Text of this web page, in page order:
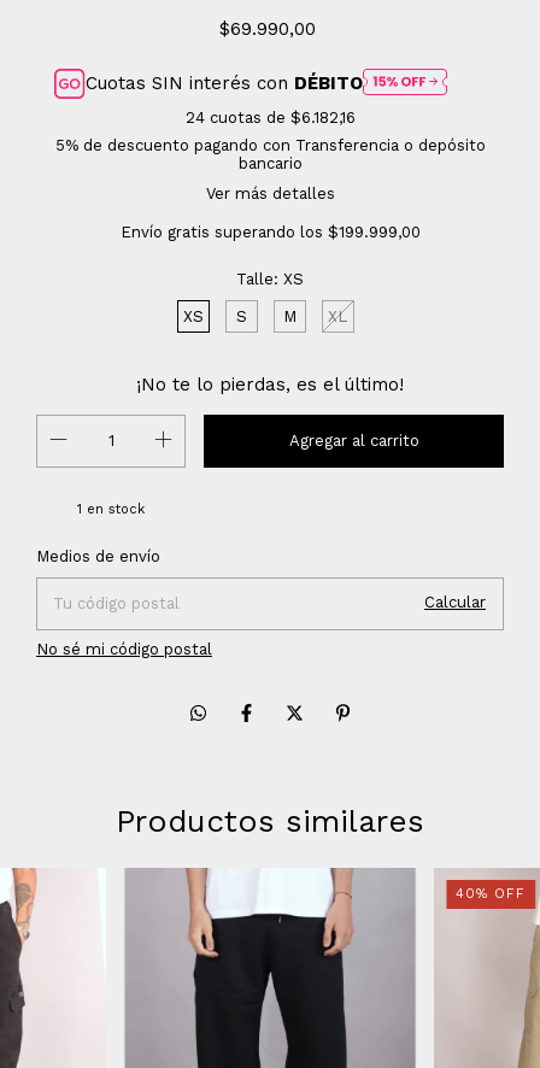
$69.990,00
Cuotas SIN interés con DÉBITO
24 cuotas de $6.182,16
5% de descuento pagando con Transferencia o depósito
bancario
Ver más detalles
Envío gratis superando los $199.999,00
Talle: XS
XS S M XL
¡No te lo pierdas, es el último!
1 en stock
Entregas para el CP:
Medios de envío
Calcular
No sé mi código postal
Productos similares
40% OFF